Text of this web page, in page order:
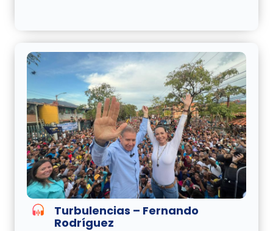
Turbulencias – Fernando
Rodríguez